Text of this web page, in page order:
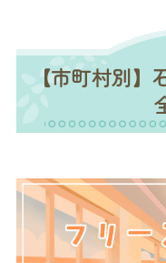
【市町村別